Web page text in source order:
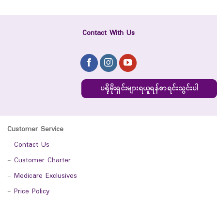
Contact With Us
ပရိုမိုးရှင်းများရယူရန်စာရင်းသွင်းပါ
Customer Service
- Contact Us
- Customer Charter
- Medicare Exclusives
- Price Policy